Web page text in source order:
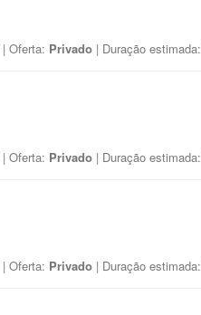
| Oferta: Privado | Duração estimada:
| Oferta: Privado | Duração estimada:
| Oferta: Privado | Duração estimada: